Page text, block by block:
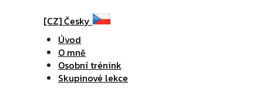
[CZ]Česky
Úvod
O mně
Osobní trénink
Skupinové lekce